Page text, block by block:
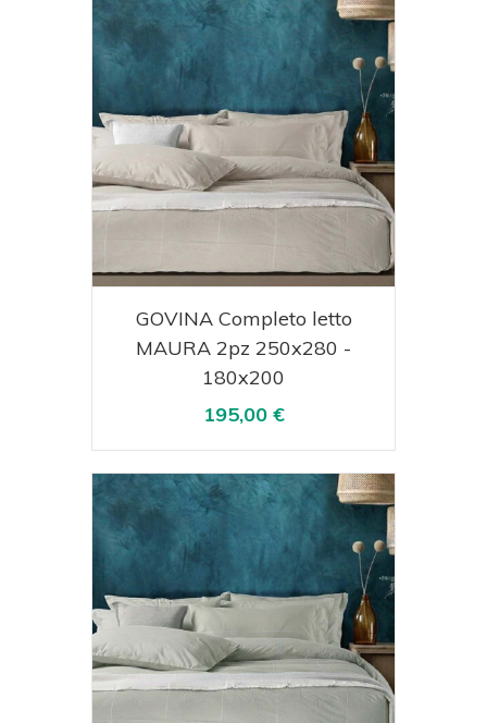
Acquista Visualizza
GOVINA Completo letto
MAURA 2pz 250x280 -
180x200
195,00 €